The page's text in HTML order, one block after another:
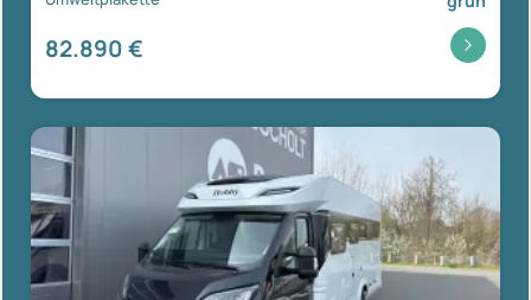
82.890 €